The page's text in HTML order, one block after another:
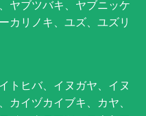
ヤブツバキ、ヤブニッケ
カリノキ、ユズ、ユズリ
トヒバ、イヌガヤ、イヌ
カイヅカイブキ、カヤ、